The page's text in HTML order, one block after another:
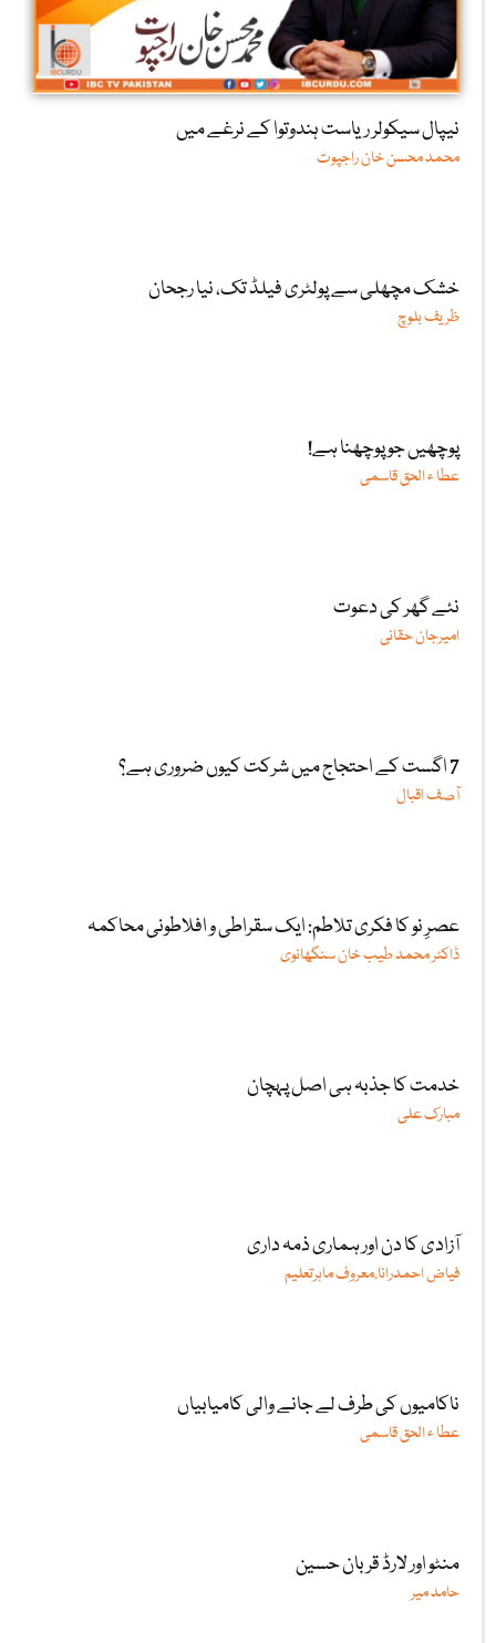
نیپال سیکولر ریاست ہندوتوا کے نرغے میں
محمد محسن خان راجپوت
خشک مچھلی سے پولٹری فیلڈ تک، نیا رجحان
ظریف بلوچ
پوچھیں جو پوچھنا ہے!
عطا ء الحق قاسمی
نئے گھر کی دعوت
امیرجان حقانی
7 اگست کے احتجاج میں شرکت کیوں ضروری ہے؟
آصف اقبال
عصرِ نو کا فکری تلاطم: ایک سقراطی و افلاطونی محاکمہ
ڈاکٹر محمد طیب خان سنگھانوی
خدمت کا جذبہ ہی اصل پہچان
مبارک علی
آزادی کا دن اور ہماری ذمہ داری
فیاض احمدرانا،معروف ماہرتعلیم
ناکامیوں کی طرف لے جانے والی کامیابیاں
عطا ء الحق قاسمی
منٹو اور لارڈ قربان حسین
حامد میر